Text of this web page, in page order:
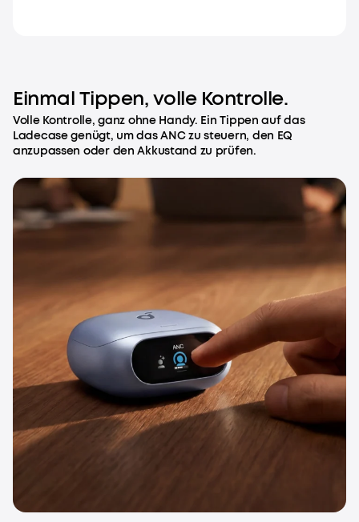
Einmal Tippen, volle Kontrolle.
Volle Kontrolle, ganz ohne Handy. Ein Tippen auf das
Ladecase genügt, um das ANC zu steuern, den EQ
anzupassen oder den Akkustand zu prüfen.